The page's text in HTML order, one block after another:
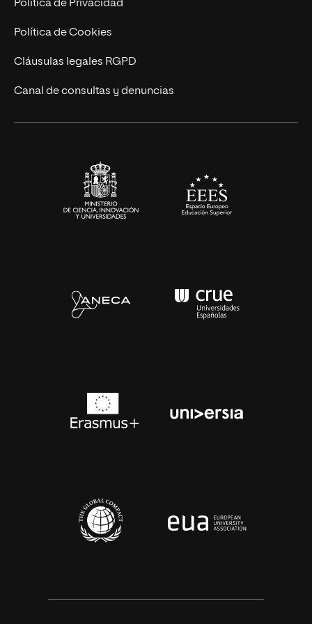
Cursos Universitarios
Actualidad
UNIR Revista
Eventos
Política de Privacidad
Política de Cookies
Cláusulas legales RGPD
Canal de consultas y denuncias